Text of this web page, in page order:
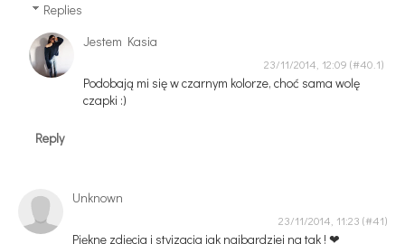
Replies
Jestem Kasia
23/11/2014, 12:09
Podobają mi się w czarnym kolorze, choć sama wolę
czapki :)
Reply
Unknown
23/11/2014, 11:23
Piękne zdjęcia i styizacja jak najbardziej na tak ! ❤